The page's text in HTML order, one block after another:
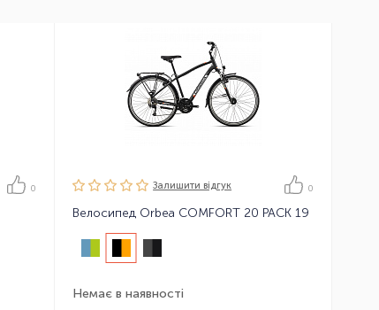
0 Залишити вiдгук 0
Велосипед Orbea COMFORT 20 PACK 19
Немає в наявності